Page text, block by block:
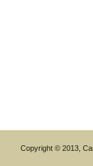
Copyright © 2013,